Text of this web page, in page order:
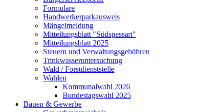
Formulare
Handwerkerparkausweis
Mängelmeldung
Mitteilungsblatt "Südspessart"
Mitteilungsblatt 2025
Steuern und Verwaltungsgebühren
Trinkwasseruntersuchung
Wald / Forstdienststelle
Wahlen
Kommunalwahl 2026
Bundestagswahl 2025
Bauen & Gewerbe